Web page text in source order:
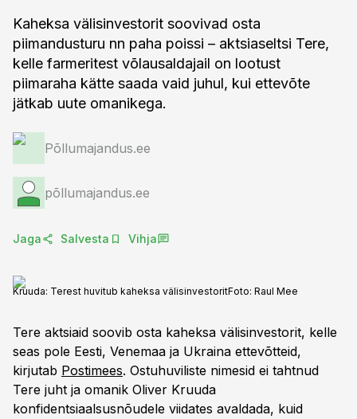
Kaheksa välisinvestorit soovivad osta
piimandusturu nn paha poissi – aktsiaseltsi Tere,
kelle farmeritest võlausaldajail on lootust
piimaraha kätte saada vaid juhul, kui ettevõte
jätkab uute omanikega.
Põllumajandus.ee
põllumajandus.ee
Jaga Salvesta Vihja
Kruuda: Terest huvitub kaheksa välisinvestoritFoto: Raul Mee
Tere aktsiaid soovib osta kaheksa välisinvestorit, kelle
seas pole Eesti, Venemaa ja Ukraina ettevõtteid,
kirjutab Postimees. Ostuhuviliste nimesid ei tahtnud
Tere juht ja omanik Oliver Kruuda
konfidentsiaalsusnõudele viidates avaldada, kuid